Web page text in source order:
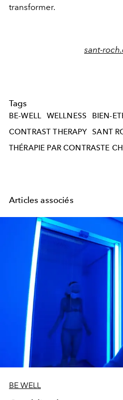
transformer.
sant-
Tags
BE-WELL WELLNESS
BIEN-
CONTRAST THERAPY SANT
THÉRAPIE PAR CONTRASTE
Articles associés
BE WELL